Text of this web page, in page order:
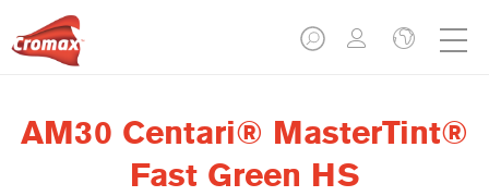
AM30 Centari® MasterTint®
Fast Green HS